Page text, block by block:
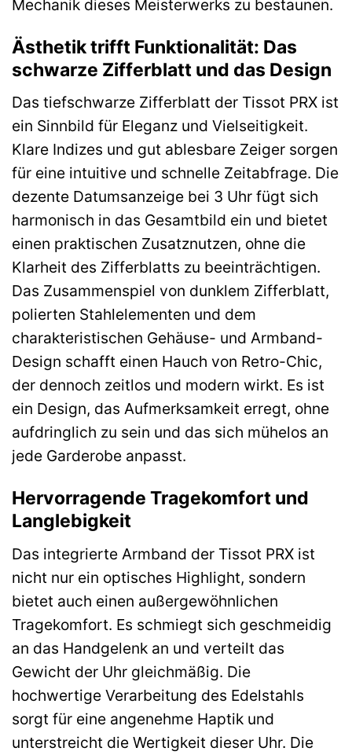
Mechanik dieses Meisterwerks zu bestaunen.
Ästhetik trifft Funktionalität: Das
schwarze Zifferblatt und das Design
Das tiefschwarze Zifferblatt der Tissot PRX ist
ein Sinnbild für Eleganz und Vielseitigkeit.
Klare Indizes und gut ablesbare Zeiger sorgen
für eine intuitive und schnelle Zeitabfrage. Die
dezente Datumsanzeige bei 3 Uhr fügt sich
harmonisch in das Gesamtbild ein und bietet
einen praktischen Zusatznutzen, ohne die
Klarheit des Zifferblatts zu beeinträchtigen.
Das Zusammenspiel von dunklem Zifferblatt,
polierten Stahlelementen und dem
charakteristischen Gehäuse- und Armband-
Design schafft einen Hauch von Retro-Chic,
der dennoch zeitlos und modern wirkt. Es ist
ein Design, das Aufmerksamkeit erregt, ohne
aufdringlich zu sein und das sich mühelos an
jede Garderobe anpasst.
Hervorragende Tragekomfort und
Langlebigkeit
Das integrierte Armband der Tissot PRX ist
nicht nur ein optisches Highlight, sondern
bietet auch einen außergewöhnlichen
Tragekomfort. Es schmiegt sich geschmeidig
an das Handgelenk an und verteilt das
Gewicht der Uhr gleichmäßig. Die
hochwertige Verarbeitung des Edelstahls
sorgt für eine angenehme Haptik und
unterstreicht die Wertigkeit dieser Uhr. Die